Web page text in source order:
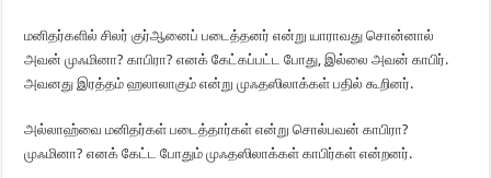
மனிதர்களில் சிலர் குர்ஆனைப் படைத்தனர் என்று யாராவது சொன்னால்
அவன் முஃமினா? காபிரா? எனக் கேட்கப்பட்ட போது, இல்லை அவன் காபிர்.
அவனது இரத்தம் ஹலாலாகும் என்று முஃதஸிலாக்கள் பதில் கூறினர்.
அல்லாஹ்வை மனிதர்கள் படைத்தார்கள் என்று சொல்பவன் காபிரா?
முஃமினா? எனக் கேட்ட போதும் முஃதஸிலாக்கள் காபிர்கள் என்றனர்.